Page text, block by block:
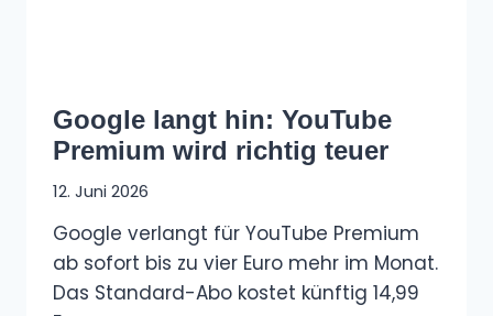
Google langt hin: YouTube
Premium wird richtig teuer
12. Juni 2026
Google verlangt für YouTube Premium
ab sofort bis zu vier Euro mehr im Monat.
Das Standard-Abo kostet künftig 14,99